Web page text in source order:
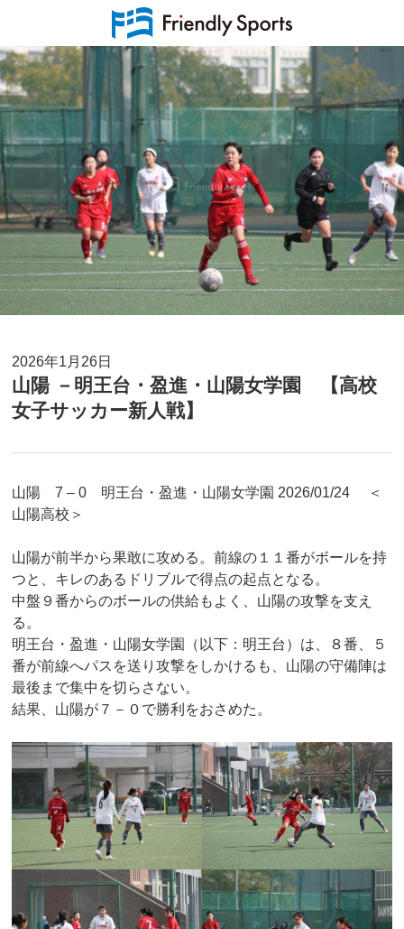
2026年1月26日
山陽 －明王台・盈進・山陽女学園 【高校
女子サッカー新人戦】
山陽 7 – 0 明王台・盈進・山陽女学園 2026/01/24 ＜
山陽高校＞
山陽が前半から果敢に攻める。前線の１１番がボールを持
つと、キレのあるドリブルで得点の起点となる。
中盤９番からのボールの供給もよく、山陽の攻撃を支え
る。
明王台・盈進・山陽女学園（以下：明王台）は、８番、５
番が前線へパスを送り攻撃をしかけるも、山陽の守備陣は
最後まで集中を切らさない。
結果、山陽が７－０で勝利をおさめた。